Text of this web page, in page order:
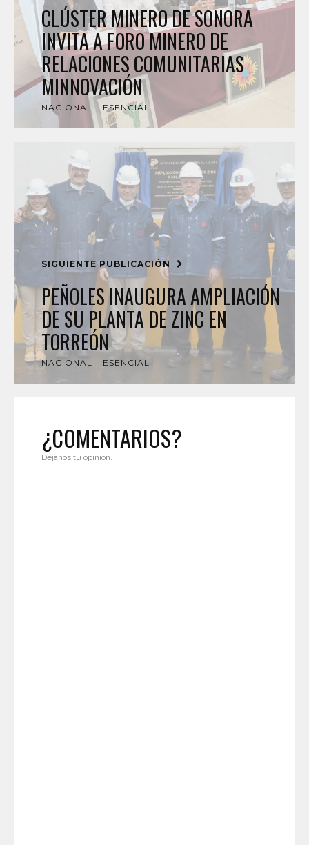
CLÚSTER MINERO DE SONORA
INVITA A FORO MINERO DE
RELACIONES COMUNITARIAS
MINNOVACIÓN
NACIONAL ESENCIAL
SIGUIENTE PUBLICACIÓN
PEÑOLES INAUGURA AMPLIACIÓN
DE SU PLANTA DE ZINC EN
TORREÓN
NACIONAL ESENCIAL
¿COMENTARIOS?
Déjanos tu opinión.